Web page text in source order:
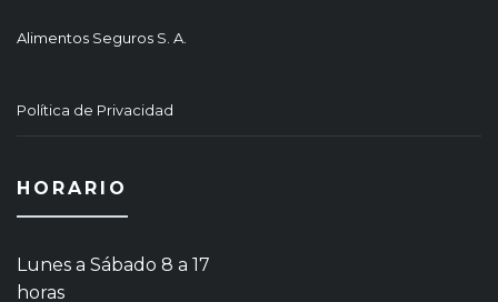
Alimentos Seguros S. A.
Política de Privacidad
HORARIO
Lunes a Sábado 8 a 17
horas